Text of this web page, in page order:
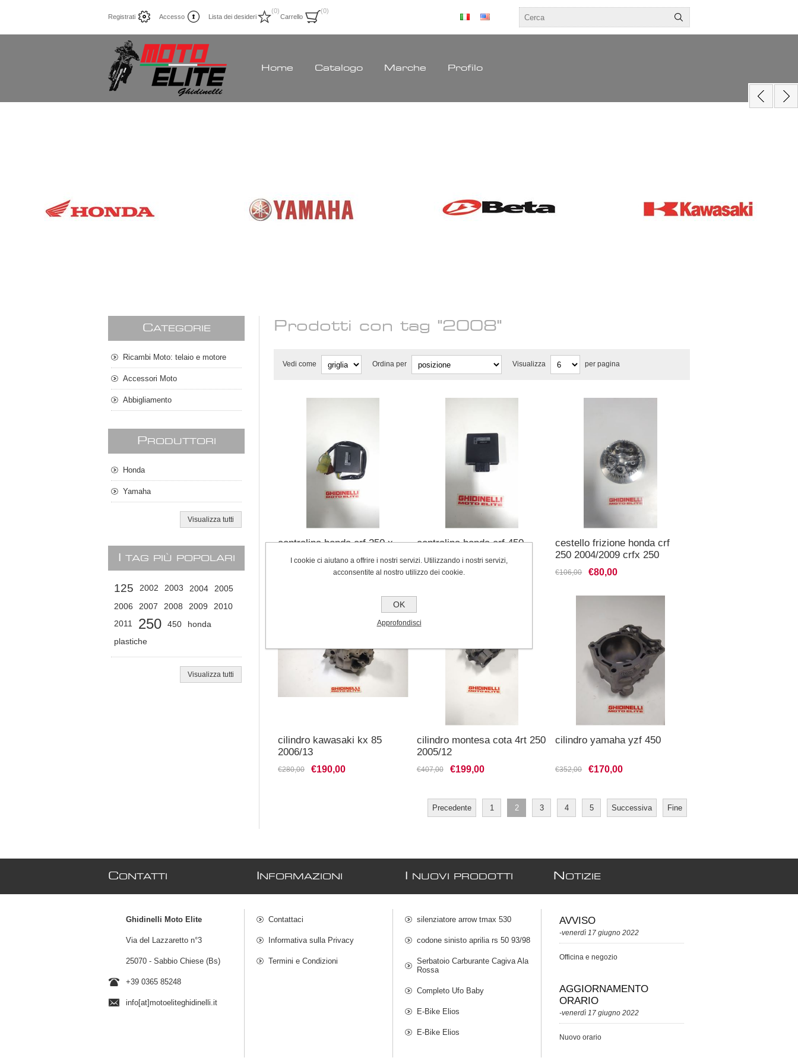
Registrati Accesso Lista dei desideri
(0)
Carrello
(0)
Home Catalogo Marche Profilo
Prodotti con tag "2008"
Vedi come Ordina per Visualizza per pagina
centralina honda crf 250 x
€150,00
centralina honda crf 450
€420,00 €250,00
cestello frizione honda crf
250 2004/2009 crfx 250
2013/2014
€106,00 €80,00
cilindro kawasaki kx 85
2006/13
€280,00 €190,00
cilindro montesa cota 4rt 250
2005/12
€407,00 €199,00
cilindro yamaha yzf 450
€352,00 €170,00
Precedente 1 2 3 4 5 Successiva Fine
CATEGORIE
Ricambi Moto: telaio e motore
Accessori Moto
Abbigliamento
P RODUTTORI
Honda
Yamaha
Visualizza tutti
TAG PIÙ POPOLARI
125 2002 2003 2004
2005
2006
2007 2008 2009 2010
2011 250 450 honda
plastiche
Visualizza tutti
CONTATTI
Ghidinelli Moto Elite
Via del Lazzaretto n°3
25070 - Sabbio Chiese (Bs)
+39 0365 85248
info[at]motoeliteghidinelli.it
NFORMAZIONI
Contattaci
Informativa sulla Privacy
Termini e Condizioni
NUOVI PRODOTTI
silenziatore arrow tmax 530
codone sinisto aprilia rs 50 93/98
Serbatoio Carburante Cagiva Ala
Rossa
Completo Ufo Baby
E-Bike Elios
E-Bike Elios
N OTIZIE
AVVISO
-venerdì 17 giugno 2022
Officina e negozio
AGGIORNAMENTO
ORARIO
-venerdì 17 giugno 2022
Nuovo orario
I cookie ci aiutano a offrire i nostri servizi. Utilizzando i nostri servizi,
acconsentite al nostro utilizzo dei cookie.
OK
Approfondisci